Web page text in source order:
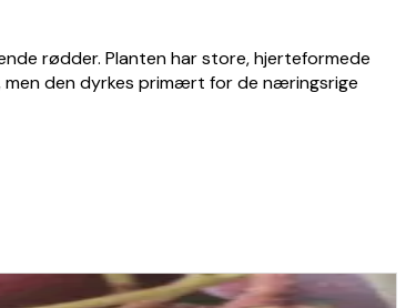
rødder. Planten har store, hjerteformede
men den dyrkes primært for de næringsrige
bør ske, når jorden er varm (typisk i maj).
tiltrækker bestøvende insekter, når den